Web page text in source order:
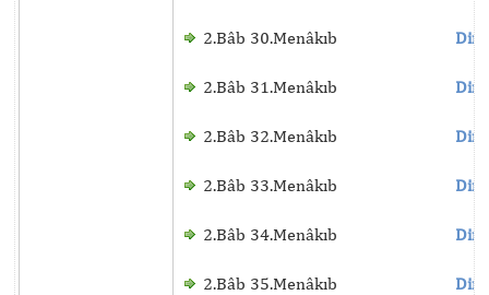
2.Bâb 30.Menâkıb
2.Bâb 31.Menâkıb
2.Bâb 32.Menâkıb
2.Bâb 33.Menâkıb
2.Bâb 34.Menâkıb
2.Bâb 35.Menâkıb